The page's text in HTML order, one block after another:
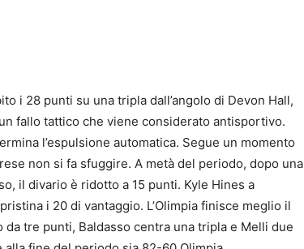
i 28 punti su una tripla dall’angolo di Devon Hall,
fallo tattico che viene considerato antisportivo.
l’espulsione automatica. Segue un momento
non si fa sfuggire. A metà del periodo, dopo una
il divario è ridotto a 15 punti. Kyle Hines a
i 20 di vantaggio. L’Olimpia finisce meglio il
tre punti, Baldasso centra una tripla e Melli due